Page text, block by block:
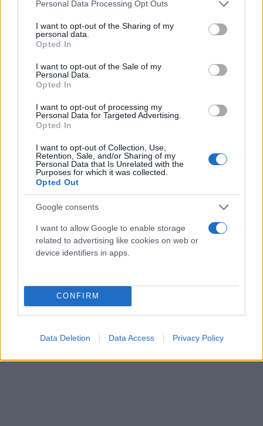
not limited to your visit or usage behaviour. You may click to
grant or deny consent to Google and its third-party tags to
use your data for below specified purposes in below Google
consent section.
Personal Data Processing Opt Outs
I want to opt-out of the Sharing of my
personal data.
Opted In
I want to opt-out of the Sale of my
Personal Data.
Opted In
I want to opt-out of processing my
Personal Data for Targeted Advertising.
Opted In
I want to opt-out of Collection, Use,
Retention, Sale, and/or Sharing of my
Personal Data that Is Unrelated with the
Purposes for which it was collected.
Opted Out
Google consents
I want to allow Google to enable storage
related to advertising like cookies on web or
device identifiers in apps.
CONFIRM
Data Deletion Data Access Privacy Policy
προσβασιμότητα των νησιωτών αποτελούν βασικά
συστατικά της επόμενης μέρας της ακτοπλοΐας»
αναφέρει σε ανάρτησή του στο διαδίκτυο ο
υπουργός Ναυτιλίας.